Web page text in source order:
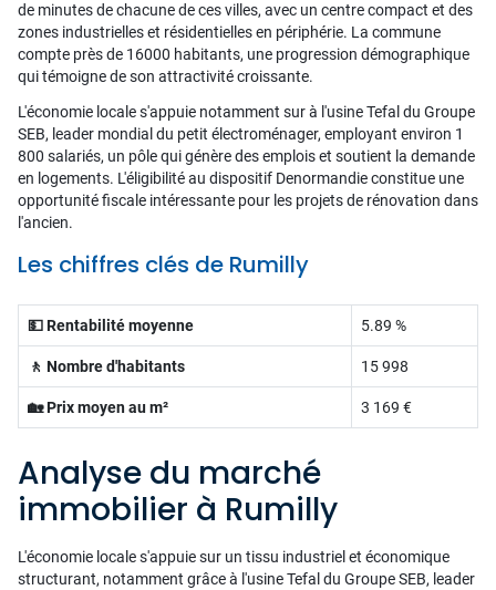
de minutes de chacune de ces villes, avec un centre compact et des
zones industrielles et résidentielles en périphérie. La commune
compte près de 16000 habitants, une progression démographique
qui témoigne de son attractivité croissante.
L'économie locale s'appuie notamment sur à l'usine Tefal du Groupe
SEB, leader mondial du petit électroménager, employant environ 1
800 salariés, un pôle qui génère des emplois et soutient la demande
en logements. L'éligibilité au dispositif Denormandie constitue une
opportunité fiscale intéressante pour les projets de rénovation dans
l'ancien.
Les chiffres clés de Rumilly
💵 Rentabilité moyenne 5.89 %
🚶 Nombre d'habitants 15 998
🏡 Prix moyen au m² 3 169 €
Analyse du marché
immobilier à Rumilly
L'économie locale s'appuie sur un tissu industriel et économique
structurant, notamment grâce à l'usine Tefal du Groupe SEB, leader